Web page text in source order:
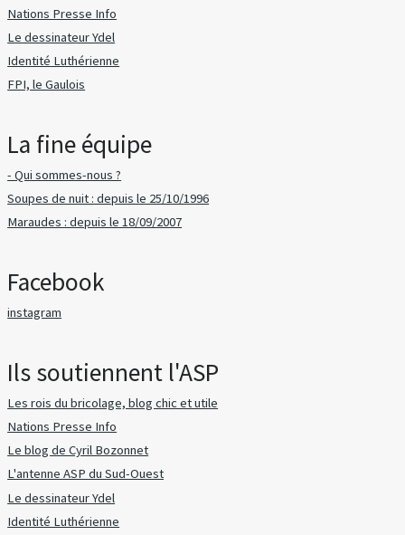
Nations Presse Info
Le dessinateur Ydel
Identité Luthérienne
FPI, le Gaulois
La fine équipe
- Qui sommes-nous ?
Soupes de nuit : depuis le 25/10/1996
Maraudes : depuis le 18/09/2007
Facebook
instagram
Ils soutiennent l'ASP
Les rois du bricolage, blog chic et utile
Nations Presse Info
Le blog de Cyril Bozonnet
L'antenne ASP du Sud-Ouest
Le dessinateur Ydel
Identité Luthérienne